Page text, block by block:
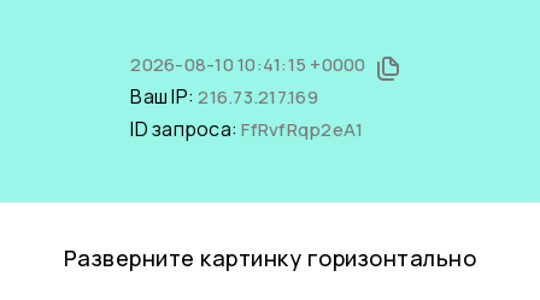
2026-08-10 10:41:15 +0000
Ваш IP:216.73.217.169
ID запроса:FfRvfRqp2eA1
Разверните картинку горизонтально